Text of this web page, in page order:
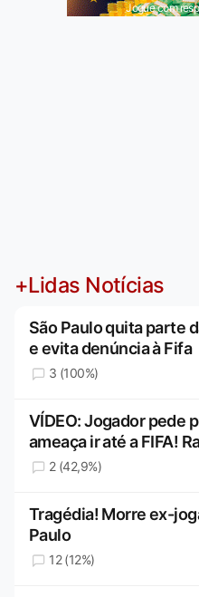
Jogue com
+Lidas Notícias
São Paulo quita parte
e evita denúncia à Fifa
3 (100%)
VÍDEO: Jogador pede
ameaça ir até a FIFA!
2 (42,9%)
Tragédia! Morre ex-
Paulo
12 (12%)